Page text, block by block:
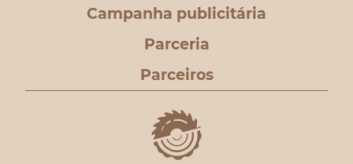
Campanha publicitária
Parceria
Parceiros